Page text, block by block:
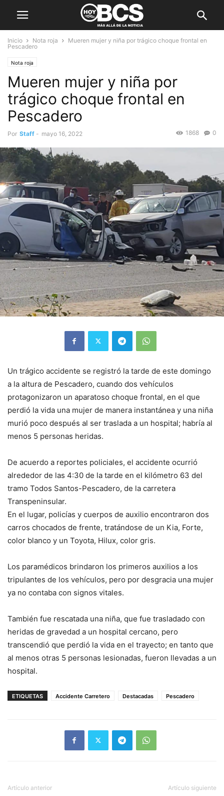
Inicio Nota roja
Mueren mujer y niña por trágico choque frontal en
Pescadero
Nota roja
Mueren mujer y niña por
trágico choque frontal en
Pescadero
Por Staff - mayo 16, 2022 0
1868
Un trágico accidente se registró la tarde de este domingo
a la altura de Pescadero, cuando dos vehículos
protagonizaron un aparatoso choque frontal, en el que
perdió la vida una mujer de manera instantánea y una niña
murió poco después al ser traslada a un hospital; habría al
menos 5 personas heridas.
De acuerdo a reportes policiales, el accidente ocurrió
alrededor de las 4:30 de la tarde en el kilómetro 63 del
tramo Todos Santos-Pescadero, de la carretera
Transpeninsular.
En el lugar, policías y cuerpos de auxilio encontraron dos
carros chocados de frente, tratándose de un Kia, Forte,
color blanco y un Toyota, Hilux, color gris.
Los paramédicos brindaron los primeros auxilios a los
tripulantes de los vehículos, pero por desgracia una mujer
ya no contaba con signos vitales.
También fue rescatada una niña, que fue trasladado con
heridas de gravedad a un hospital cercano, pero
transcendió que perdió la vida en el trayecto; en tanto que
al menos otras 5 personas lesionadas, fueron llevadas a un
hospital.
ETIQUETAS Accidente Carretero Destacadas Pescadero
Artículo anterior Artículo siguiente